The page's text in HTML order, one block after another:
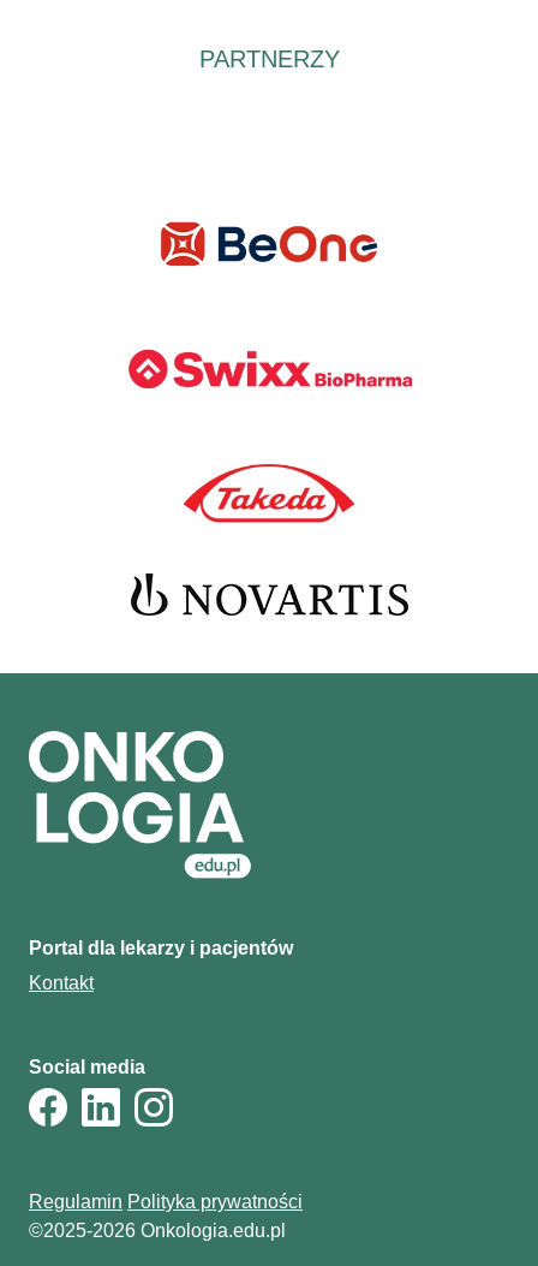
PARTNERZY
Portal dla lekarzy i pacjentów
Kontakt
Social media
Regulamin Polityka prywatności
©2025-2026 Onkologia.edu.pl